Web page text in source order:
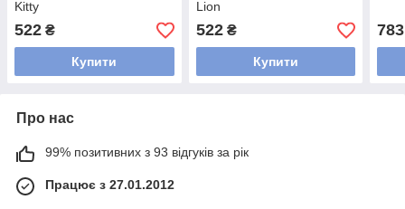
Kitty
522 ₴
Купити
Lion
522₴
Купити
783
Про нас
99% позитивних з 93 відгуків за рік
Працює з 27.01.2012